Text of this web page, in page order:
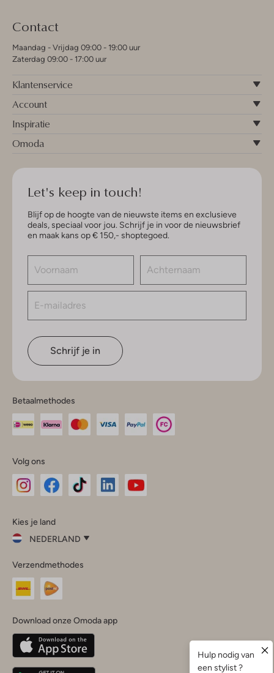
Contact
Maandag - Vrijdag 09:00 - 19:00 uur
Zaterdag 09:00 - 17:00 uur
Klantenservice
Account
Inspiratie
Omoda
Let's keep in touch!
Blijf op de hoogte van de nieuwste items en exclusieve
deals, speciaal voor jou. Schrijf je in voor de nieuwsbrief
en maak kans op € 150,- shoptegoed.
Schrijf je in
Betaalmethodes
Volg ons
InstagramFacebook
Kies je land
NEDERLAND
je
land
Nederland
Belgique(Français)
Deutschland
Verzendmethodes
Download onze Omoda app